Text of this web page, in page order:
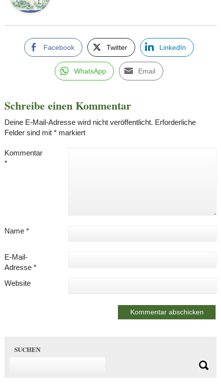
Facebook Twitter LinkedIn
WhatsApp Email
Schreibe einen Kommentar
Deine E-Mail-Adresse wird nicht veröffentlicht. Erforderliche
Felder sind mit *markiert
Kommentar
*
Name *
E-Mail-
Adresse *
Website
SUCHEN